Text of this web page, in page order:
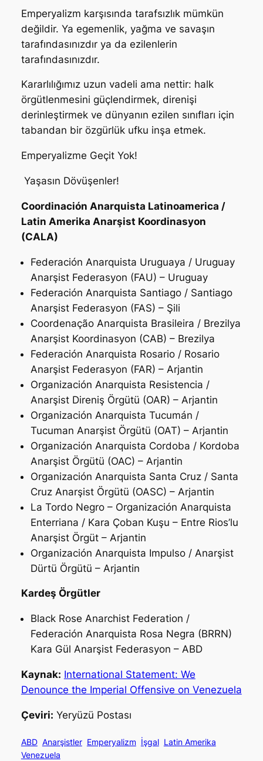
Emperyalizm karşısında tarafsızlık mümkün
değildir. Ya egemenlik, yağma ve savaşın
tarafındasınızdır ya da ezilenlerin
tarafındasınızdır.
Kararlılığımız uzun vadeli ama nettir: halk
örgütlenmesini güçlendirmek, direnişi
derinleştirmek ve dünyanın ezilen sınıfları için
tabandan bir özgürlük ufku inşa etmek.
Emperyalizme Geçit Yok!
Yaşasın Dövüşenler!
Coordinación Anarquista Latinoamerica /
Latin Amerika Anarşist Koordinasyon
(CALA)
Federación Anarquista Uruguaya / Uruguay
Anarşist Federasyon (FAU) – Uruguay
Federación Anarquista Santiago / Santiago
Anarşist Federasyon (FAS) – Şili
Coordenação Anarquista Brasileira / Brezilya
Anarşist Koordinasyon (CAB) – Brezilya
Federación Anarquista Rosario / Rosario
Anarşist Federasyon (FAR) – Arjantin
Organización Anarquista Resistencia /
Anarşist Direniş Örgütü (OAR) – Arjantin
Organización Anarquista Tucumán /
Tucuman Anarşist Örgütü (OAT) – Arjantin
Organización Anarquista Cordoba / Kordoba
Anarşist Örgütü (OAC) – Arjantin
Organización Anarquista Santa Cruz / Santa
Cruz Anarşist Örgütü (OASC) – Arjantin
La Tordo Negro – Organización Anarquista
Enterriana / Kara Çoban Kuşu – Entre Rios’lu
Anarşist Örgüt – Arjantin
Organización Anarquista Impulso / Anarşist
Dürtü Örgütü – Arjantin
Kardeş Örgütler
Black Rose Anarchist Federation /
Federación Anarquista Rosa Negra (BRRN)
Kara Gül Anarşist Federasyon – ABD
Kaynak: International Statement: We
Denounce the Imperial Offensive on Venezuela
Çeviri: Yeryüzü Postası
ABD Anarşistler Emperyalizm İşgal Latin Amerika
Venezuela